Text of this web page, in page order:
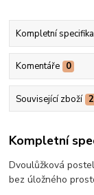
Kompletní
Komentáře 0
Související zboží 2
Kompletní
Dvoulůžková
bez úložného